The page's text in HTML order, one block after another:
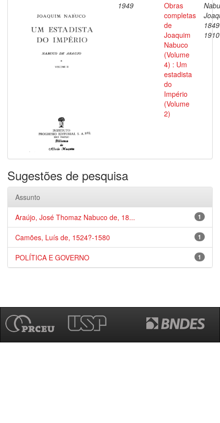
1949
Obras
completas
de
Joaquim
Nabuco
(Volume
4) : Um
estadista
do
Império
(Volume
2)
1910
Sugestões de pesquisa
Assunto
1
Araújo, José Thomaz Nabuco de, 18...
1
Camões, Luís de, 1524?-1580
1
POLÍTICA E GOVERNO